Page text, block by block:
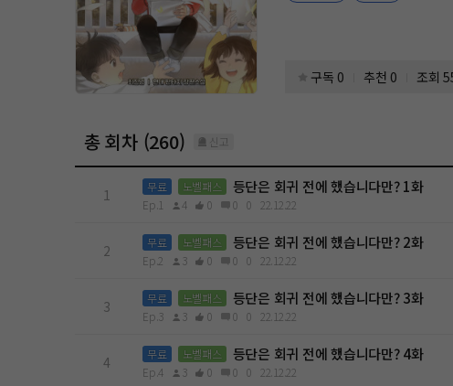
구독 0 추천 0 조회
총 회차 (260) 신고
1 무료 노벨패스 등단은 회귀 전에 했습니다만? 1화
Ep.1 4 0 0 0 22.12.22
2 무료 노벨패스 등단은 회귀 전에 했습니다만? 2화
Ep.2 3 0 0 0 22.12.22
3 무료 노벨패스 등단은 회귀 전에 했습니다만? 3화
Ep.3 3 0 0 0 22.12.22
4 무료 노벨패스 등단은 회귀 전에 했습니다만? 4화
Ep.4 3 0 0 0 22.12.22